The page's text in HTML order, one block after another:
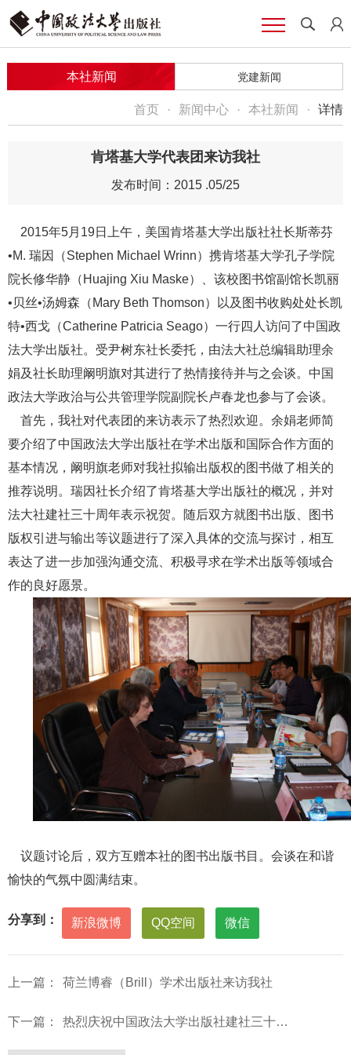
本社新闻 党建新闻
首页 · 新闻中心 · 本社新闻 · 详情
肯塔基大学代表团来访我社
发布时间：2015 .05/25
2015年5月19日上午，美国肯塔基大学出版社社长斯蒂芬
•M. 瑞因（Stephen Michael Wrinn）携肯塔基大学孔子学院
院长修华静（Huajing Xiu Maske）、该校图书馆副馆长凯丽
•贝丝•汤姆森（Mary Beth Thomson）以及图书收购处处长凯
特•西戈（Catherine Patricia Seago）一行四人访问了中国政
法大学出版社。受尹树东社长委托，由法大社总编辑助理余
娟及社长助理阚明旗对其进行了热情接待并与之会谈。中国
政法大学政治与公共管理学院副院长卢春龙也参与了会谈。
首先，我社对代表团的来访表示了热烈欢迎。余娟老师简
要介绍了中国政法大学出版社在学术出版和国际合作方面的
基本情况，阚明旗老师对我社拟输出版权的图书做了相关的
推荐说明。瑞因社长介绍了肯塔基大学出版社的概况，并对
法大社建社三十周年表示祝贺。随后双方就图书出版、图书
版权引进与输出等议题进行了深入具体的交流与探讨，相互
表达了进一步加强沟通交流、积极寻求在学术出版等领域合
作的良好愿景。
议题讨论后，双方互赠本社的图书出版书目。会谈在和谐
愉快的气氛中圆满结束。
分享到： 新浪微博 QQ空间 微信
上一篇： 荷兰博睿（Brill）学术出版社来访我社
下一篇： 热烈庆祝中国政法大学出版社建社三十周年